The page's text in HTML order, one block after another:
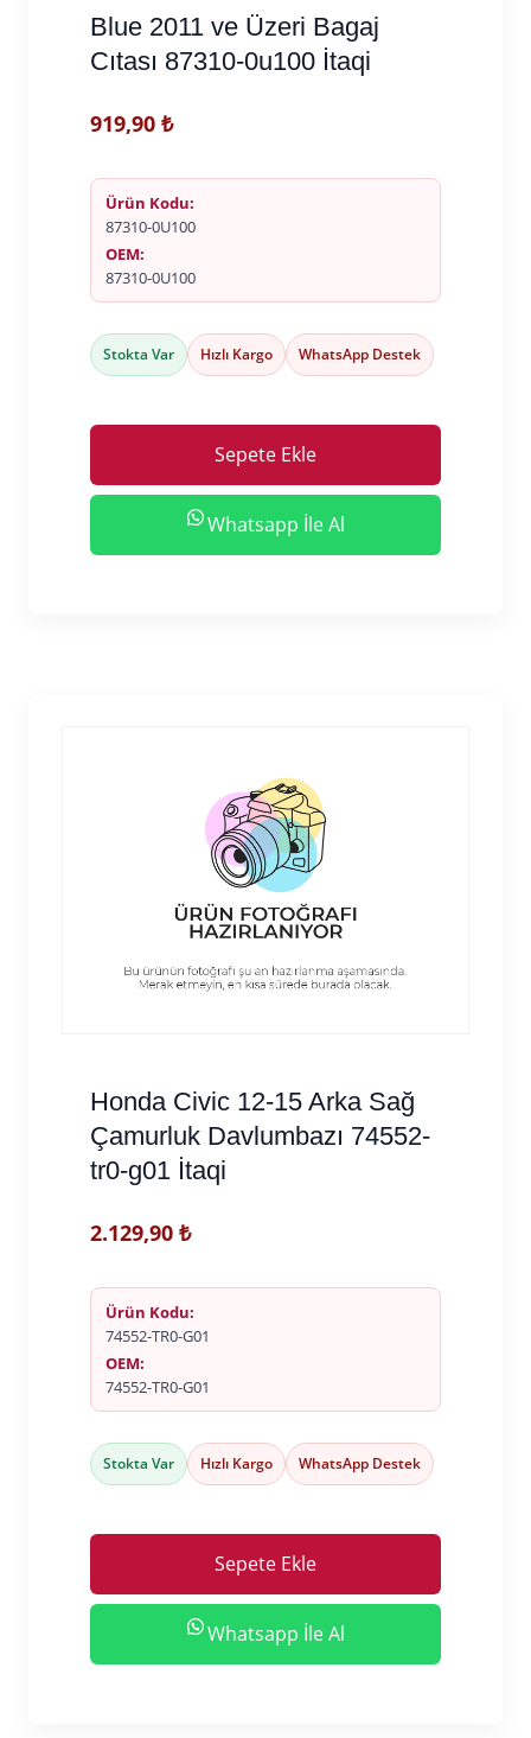
Blue 2011 ve Üzeri Bagaj
Cıtası 87310-0u100 İtaqi
919,90 ₺
Ürün Kodu:
87310-0U100
OEM:
87310-0U100
Stokta Var Hızlı Kargo WhatsApp Destek
Sepete Ekle
Whatsapp İle Al
Honda Civic 12-15 Arka Sağ
Çamurluk Davlumbazı 74552-
tr0-g01 İtaqi
2.129,90 ₺
Ürün Kodu:
74552-TR0-G01
OEM:
74552-TR0-G01
Stokta Var Hızlı Kargo WhatsApp Destek
Sepete Ekle
Whatsapp İle Al